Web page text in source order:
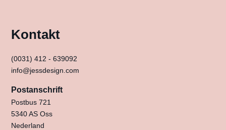
Kontakt
(0031) 412 - 639092
info@jessdesign.com
Postanschrift
Postbus 721
5340 AS Oss
Nederland